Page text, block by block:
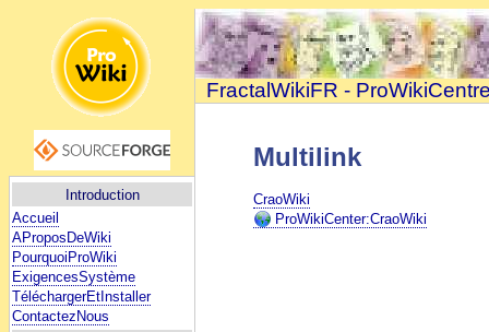
Introduction
Accueil
AProposDeWiki
PourquoiProWiki
ExigencesSystème
TéléchargerEtInstaller
ContactezNous
FractalWikiFR -
Multilink
CraoWiki
ProWikiCenter:CraoWiki